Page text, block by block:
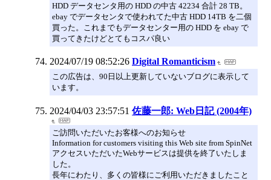
HDD データセンタ用の HDD の中古 42234 合計 28 TB。
ebay でデータセンタで使われてた中古 HDD 14TB を二個
買った。これまでもデータセンター用の HDD を ebay で
買ってきたけどとてもコスパ良い
2024/07/19 08:52:26 Digital Romanticism
この広告は、90日以上更新していないブログに表示して
います。
2024/04/03 23:57:51 佐藤一郎: Web日記 (2004年)
ご訪問いただいたお客様へのお知らせ
Information for customers visiting this Web site from SpinNet
アクセスいただいたWebサービスは提供を終了いたしま
した。
長年にわたり、多くの皆様にご利用いただきましたこと